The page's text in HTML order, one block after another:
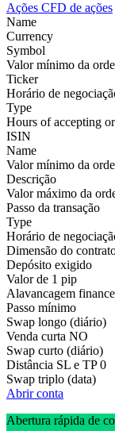
Ações CFD de ações
Name
Currency
Symbol
Valor mínimo da
Ticker
Horário de
Type
Hours of accepting
ISIN
Name
Valor mínimo da
Descrição
Valor máximo da
Passo da transação
Type
Horário de
Dimensão do
Depósito exigido
Valor de 1 pip
Alavancagem
Passo mínimo
Swap longo (diário)
Venda curta NO
Swap curto (diário)
Distância SL e TP 0
Swap triplo (data)
Abrir conta
Abertura rápida de